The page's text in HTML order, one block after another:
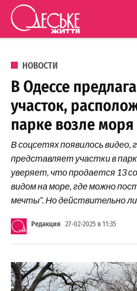
Перейти к содержанию
життя
ОПУБЛИКОВАНО В
НОВОСТИ
В Одессе
участок,
парке возле моря
В соцсетях появилось видео,
представляет участки в
уверяет, что продается 13
видом на море, где можно
мечты”. Но действительно
Редакция 27-02-2025 в 11:35